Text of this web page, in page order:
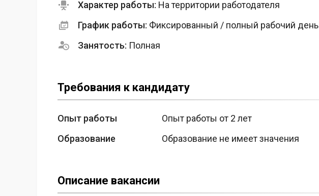
Характер работы: На территории работодателя
График работы: Фиксированный / полный рабочий день
Занятость: Полная
Требования к кандидату
Опыт работы
Опыт работы от 2 лет
Образование
Образование не имеет значения
Описание вакансии